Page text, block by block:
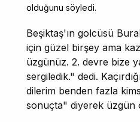
olduğunu söyledi.
Beşiktaş'ın golcüsü
için güzel birşey ama
üzgünüz. 2. devre bize
sergiledik." dedi.
dilerim benden fazla
sonuçta" diyerek üzgün